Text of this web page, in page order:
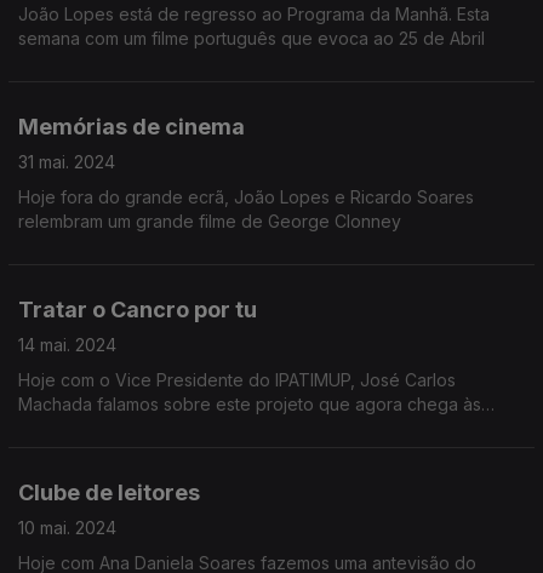
João Lopes está de regresso ao Programa da Manhã. Esta
semana com um filme português que evoca ao 25 de Abril
Memórias de cinema
31 mai. 2024
Hoje fora do grande ecrã, João Lopes e Ricardo Soares
relembram um grande filme de George Clonney
Tratar o Cancro por tu
14 mai. 2024
Hoje com o Vice Presidente do IPATIMUP, José Carlos
Machada falamos sobre este projeto que agora chega às
Clube de leitores
10 mai. 2024
Hoje com Ana Daniela Soares fazemos uma antevisão do